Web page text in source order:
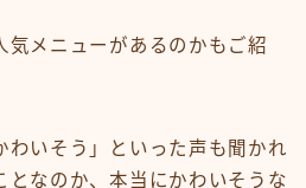
気メニューがあるのかもご紹
わいそう」といった声も聞かれ
となのか、本当にかわいそうな